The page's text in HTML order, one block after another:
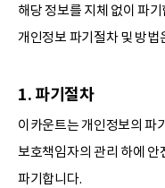
해당 정보를 지체 없이 파
개인정보 파기절차 및 방법
1. 파기절차
이카운트는 개인정보의 파
보호책임자의 관리 하에 안
파기합니다.